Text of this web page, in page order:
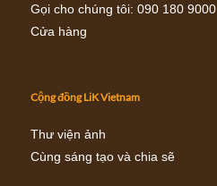
Gọi cho chúng tôi: 090 180 9000
Cửa hàng
Cộng đồng LiK Vietnam
Thư viện ảnh
Cùng sáng tạo và chia sẽ